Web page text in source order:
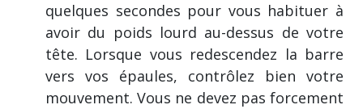
quelques secondes pour vous habituer à
avoir du poids lourd au-dessus de votre
tête. Lorsque vous redescendez la barre
vers vos épaules, contrôlez bien votre
mouvement. Vous ne devez pas forcement